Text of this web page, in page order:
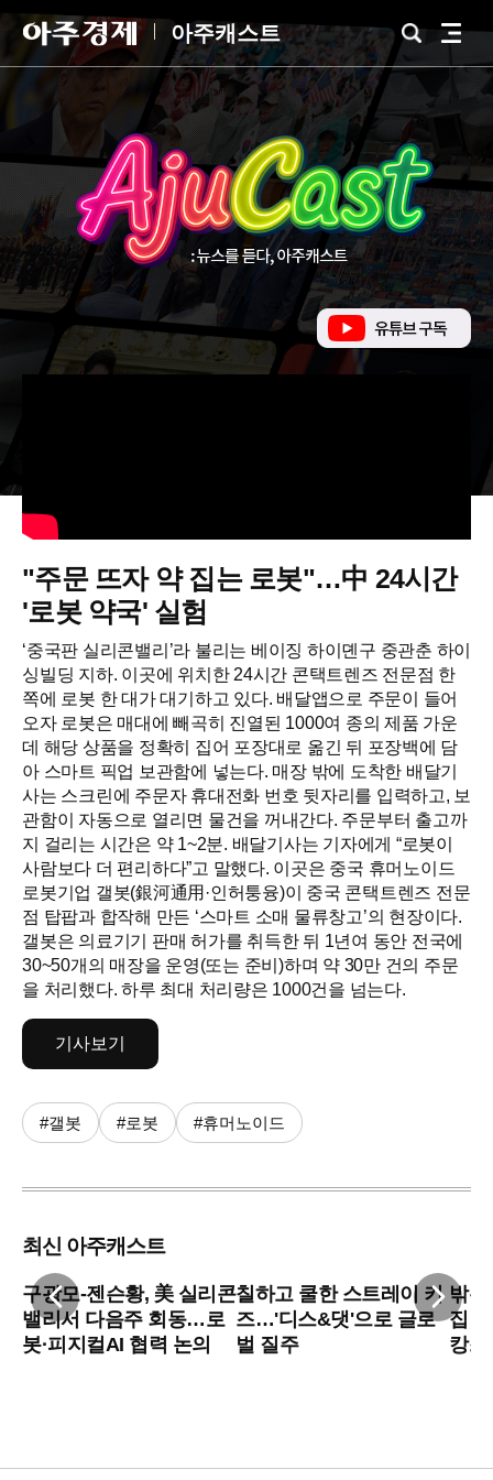
아
주
경
제
아주캐스트
검
색
전
체
메
뉴
유
튜
브
"주문 뜨자 약 집는 로봇"…中 24시간
'로봇 약국' 실험
‘중국판 실리콘밸리’라 불리는 베이징 하이뎬구 중관춘 하이
싱빌딩 지하. 이곳에 위치한 24시간 콘택트렌즈 전문점 한
쪽에 로봇 한 대가 대기하고 있다. 배달앱으로 주문이 들어
오자 로봇은 매대에 빼곡히 진열된 1000여 종의 제품 가운
데 해당 상품을 정확히 집어 포장대로 옮긴 뒤 포장백에 담
아 스마트 픽업 보관함에 넣는다. 매장 밖에 도착한 배달기
사는 스크린에 주문자 휴대전화 번호 뒷자리를 입력하고, 보
관함이 자동으로 열리면 물건을 꺼내간다. 주문부터 출고까
지 걸리는 시간은 약 1~2분. 배달기사는 기자에게 “로봇이
사람보다 더 편리하다”고 말했다. 이곳은 중국 휴머노이드
로봇기업 갤봇(銀河通用·인허퉁융)이 중국 콘택트렌즈 전문
점 탑팝과 합작해 만든 ‘스마트 소매 물류창고’의 현장이다.
갤봇은 의료기기 판매 허가를 취득한 뒤 1년여 동안 전국에
30~50개의 매장을 운영(또는 준비)하며 약 30만 건의 주문
을 처리했다. 하루 최대 처리량은 1000건을 넘는다.
기사보기
#갤봇 #로봇 #휴머노이드
최신 아주캐스트
구광모-젠슨황, 美 실리콘
밸리서 다음주 회동…로
봇·피지컬AI 협력 논의
칠하고 쿨한 스트레이 키
즈…'디스&댓'으로 글로
벌 질주
밖은
집…
캉스